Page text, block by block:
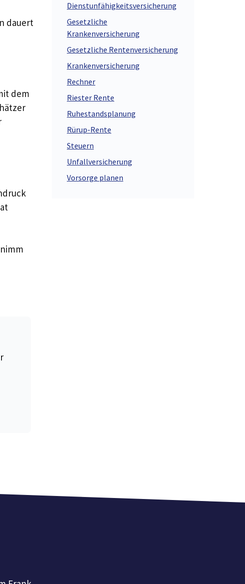
dauert
dem
Dienstunfähigkeitsversicherung
Gesetzliche
Krankenversicherung
Gesetzliche Rentenversicherung
Krankenversicherung
Rechner
Riester Rente
Ruhestandsplanung
Rürup-Rente
Steuern
Unfallversicherung
Vorsorge planen